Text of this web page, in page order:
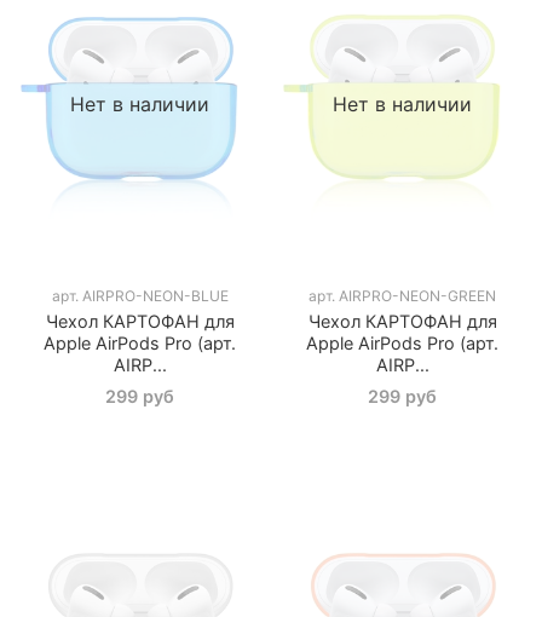
Нет в наличии
арт. AIRPRO-NEON-BLUE
Чехол КАРТОФАН для
Apple AirPods Pro (арт.
AIRP...
299 руб
Нет в наличии
арт. AIRPRO-NEON-GREEN
Чехол КАРТОФАН для
Apple AirPods Pro (арт.
AIRP...
299 руб